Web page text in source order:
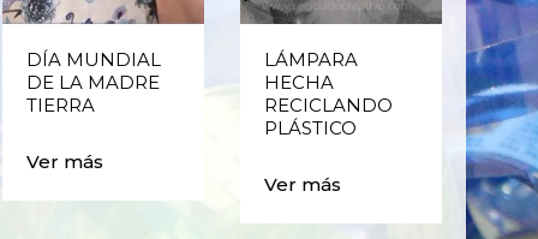
DÍA MUNDIAL
DE LA MADRE
TIERRA
Ver más
LÁMPARA
HECHA
RECICLANDO
PLÁSTICO
Ver más